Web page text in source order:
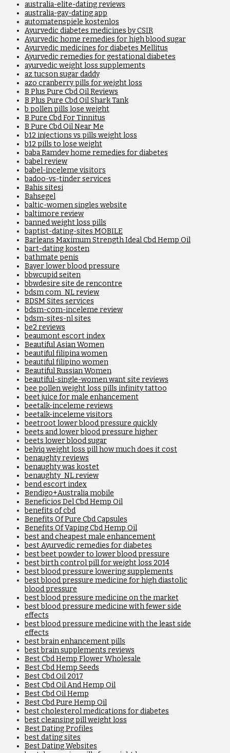
australia-elite-dating reviews
australia-gay-dating app
automatenspiele kostenlos
Ayurvedic diabetes medicines by CSIR
Ayurvedic home remedies for high blood sugar
Ayurvedic medicines for diabetes Mellitus
Ayurvedic remedies for gestational diabetes
ayurvedic weight loss supplements
az tucson sugar daddy
azo cranberry pills for weight loss
B Plus Pure Cbd Oil Reviews
B Plus Pure Cbd Oil Shark Tank
b pollen pills lose weight
B Pure Cbd For Tinnitus
B Pure Cbd Oil Near Me
b12 injections vs pills weight loss
b12 pills to lose weight
baba Ramdev home remedies for diabetes
babel review
babel-inceleme visitors
badoo-vs-tinder services
Bahis sitesi
Bahsegel
baltic-women singles website
baltimore review
banned weight loss pills
baptist-dating-sites MOBILE
Barleans Maximum Strength Ideal Cbd Hemp Oil
bart-dating kosten
bathmate penis
Bayer lower blood pressure
bbwcupid seiten
bbwdesire site de rencontre
bdsm com_NL review
BDSM Sites services
bdsm-com-inceleme review
bdsm-sites-nl sites
be2 reviews
beaumont escort index
Beautiful Asian Women
beautiful filipina women
beautiful filipino women
Beautiful Russian Women
beautiful-single-women want site reviews
bee pollen weight loss pills infinity tattoo
beet juice for male enhancement
beetalk-inceleme reviews
beetalk-inceleme visitors
beetroot lower blood pressure quickly
beets and lower blood pressure higher
beets lower blood sugar
belviq weight loss pill how much does it cost
benaughty reviews
benaughty was kostet
benaughty_NL review
bend escort index
Bendigo+Australia mobile
Beneficios Del Cbd Hemp Oil
benefits of cbd
Benefits Of Pure Cbd Capsules
Benefits Of Vaping Cbd Hemp Oil
best and cheapest male enhancement
best Ayurvedic remedies for diabetes
best beet powder to lower blood pressure
best birth control pill for weight loss 2014
best blood pressure lowering supplements
best blood pressure medicine for high diastolic
blood pressure
best blood pressure medicine on the market
best blood pressure medicine with fewer side
effects
best blood pressure medicine with the least side
effects
best brain enhancement pills
best brain supplements reviews
Best Cbd Hemp Flower Wholesale
Best Cbd Hemp Seeds
Best Cbd Oil 2017
Best Cbd Oil And Hemp Oil
Best Cbd Oil Hemp
Best Cbd Pure Hemp Oil
best cholesterol medications for diabetes
best cleansing pill weight loss
Best Dating Profiles
best dating sites
Best Dating Websites